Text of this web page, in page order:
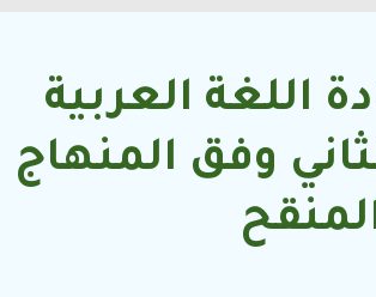
اللغة العربية
وفق المنهاج